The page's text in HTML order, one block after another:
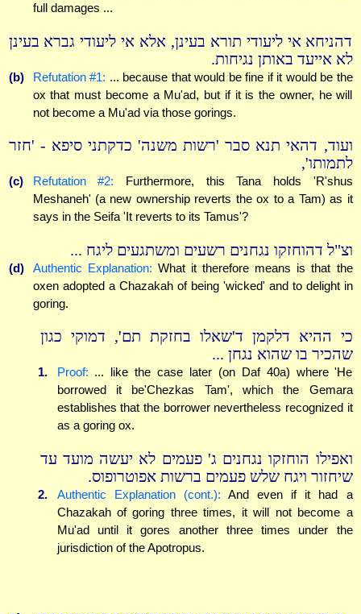
full damages ...
דהניחא אי ליעודי תורא בעינן, אלא אי ליעודי גברא בעינן
לא אייעד באותן נגיחות.
(b) Refutation #1: ... because that would be fine if it would be the
ox that must become a Mu'ad, but if it is the owner, he will
not become a Mu'ad via those gorings.
ועוד, דהאי תנא סבר 'רשות משנה' כדקתני סיפא - 'חזר
לתמותו',
(c) Refutation #2: Furthermore, this Tana holds 'R'shus
Meshaneh' (a new ownership reverts the ox to a Tam) as it
says in the Seifa 'It reverts to its Tamus'?
וצ"ל דהוחזקו נגחנים רשעים ומשתגעים ליגח ...
(d) Authentic Explanation: What it therefore means is that the
oxen adopted a Chazakah of being 'wicked' and to delight in
goring.
כי ההיא דלקמן ד'שאלו בחזקת תם', דמוקי כגון
שהכיר בו שהוא נגחן ...
1. Proof: ... like the case later (on Daf 40a) where 'He
borrowed it be'Chezkas Tam', which the Gemara
establishes that the borrower nevertheless recognized it
as a goring ox.
ואפילו הוחזקו נגחנים ג' פעמים לא יעשה מועד עד
שיחזור ויגח שלש פעמים ברשות אפוטרופוס.
2. Authentic Explanation (cont.): And even if it had a
Chazakah of goring three times, it will not become a
Mu'ad until it gores another three times under the
jurisdiction of the Apotropus.